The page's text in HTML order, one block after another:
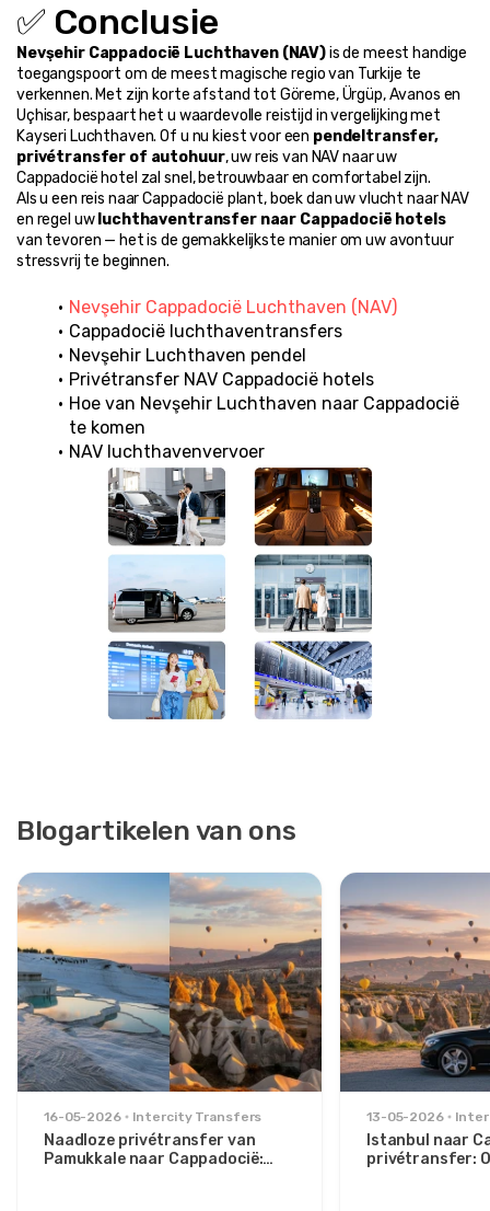
✅ Conclusie
Nevşehir Cappadocië Luchthaven (NAV) is de meest handige
toegangspoort om de meest magische regio van Turkije te
verkennen. Met zijn korte afstand tot Göreme, Ürgüp, Avanos en
Uçhisar, bespaart het u waardevolle reistijd in vergelijking met
Kayseri Luchthaven. Of u nu kiest voor een pendeltransfer,
privétransfer of autohuur, uw reis van NAV naar uw
Cappadocië hotel zal snel, betrouwbaar en comfortabel zijn.
Als u een reis naar Cappadocië plant, boek dan uw vlucht naar NAV
en regel uw luchthaventransfer naar Cappadocië hotels
van tevoren — het is de gemakkelijkste manier om uw avontuur
stressvrij te beginnen.
Nevşehir Cappadocië Luchthaven (NAV)
Cappadocië luchthaventransfers
Nevşehir Luchthaven pendel
Privétransfer NAV Cappadocië hotels
Hoe van Nevşehir Luchthaven naar Cappadocië
te komen
NAV luchthavenvervoer
Blogartikelen van ons
16-05-2026 Intercity Transfers
Naadloze privétransfer van
Pamukkale naar Cappadocië:
13-05-2026
Istanbul naar
privétransfer: